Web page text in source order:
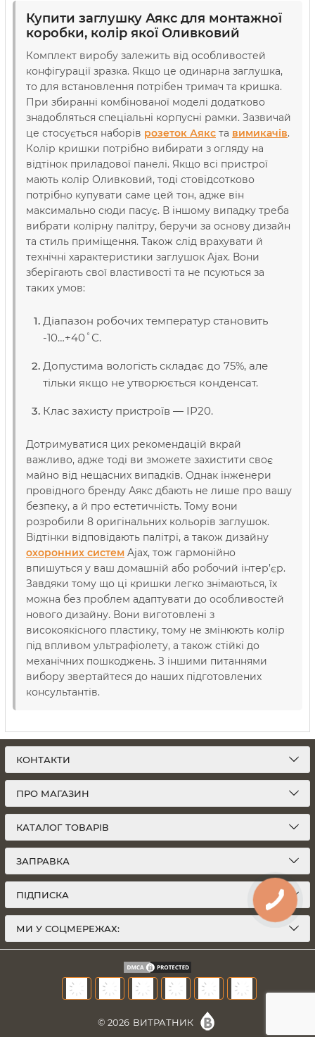
Купити заглушку Аякс для монтажної
коробки, колір якої Оливковий
Комплект виробу залежить від особливостей
конфігурації зразка. Якщо це одинарна заглушка,
то для встановлення потрібен тримач та кришка.
При збиранні комбінованої моделі додатково
знадобляться спеціальні корпусні рамки. Зазвичай
це стосується наборів розеток Аякс та вимикачів.
Колір кришки потрібно вибирати з огляду на
відтінок приладової панелі. Якщо всі пристрої
мають колір Оливковий, тоді стовідсотково
потрібно купувати саме цей тон, адже він
максимально сюди пасує. В іншому випадку треба
вибрати колірну палітру, беручи за основу дизайн
та стиль приміщення. Також слід врахувати й
технічні характеристики заглушок Ajax. Вони
зберігають свої властивості та не псуються за
таких умов:
Діапазон робочих температур становить
-10…+40˚С.
Допустима вологість складає до 75%, але
тільки якщо не утворюється конденсат.
Клас захисту пристроїв — ІР20.
Дотримуватися цих рекомендацій вкрай
важливо, адже тоді ви зможете захистити своє
майно від нещасних випадків. Однак інженери
провідного бренду Аякс дбають не лише про вашу
безпеку, а й про естетичність. Тому вони
розробили 8 оригінальних кольорів заглушок.
Відтінки відповідають палітрі, а також дизайну
охоронних систем Ajax, тож гармонійно
впишуться у ваш домашній або робочий інтер’єр.
Завдяки тому що ці кришки легко знімаються, їх
можна без проблем адаптувати до особливостей
нового дизайну. Вони виготовлені з
високоякісного пластику, тому не змінюють колір
під впливом ультрафіолету, а також стійкі до
механічних пошкоджень. З іншими питаннями
вибору звертайтеся до наших підготовлених
консультантів.
КОНТАКТИ
ПРО МАГАЗИН
КАТАЛОГ ТОВАРІВ
ЗАПРАВКА
ПІДПИСКА
МИ У СОЦМЕРЕЖАХ:
© 2026 ВИТРАТНИК